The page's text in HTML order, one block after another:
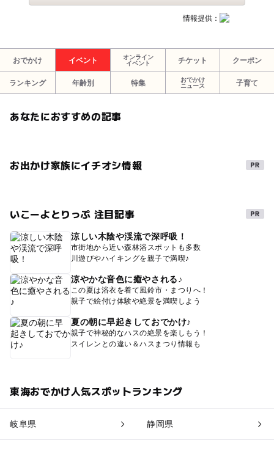
情報提供：
おでかけ イベント
オンライン
イベント
チケット クーポン
ランキング 年齢別 特集
おでかけ
ニュース
子育て
あなたにおすすめの記事
お出かけ家族にイチオシ情報
いこーよとりっぷ 注目記事
涼しい木陰や渓流で深呼吸！
市街地から近い森林浴スポットも多数
川遊びやハイキングを親子で満喫♪
涼やかな音色に癒やされる♪
この夏は浴衣を着て風鈴市・まつりへ！
親子で絵付け体験や絶景を満喫しよう
夏の朝に早起きしておでかけ♪
親子で神秘的なハスの絶景を楽しもう！
スイレンとの違い＆ハスまつり情報も
東海おでかけ人気スポットランキング
岐阜県 静岡県